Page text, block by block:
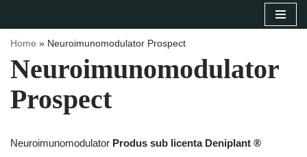
conținut
Home » Neuroimunomodulator Prospect
Neuroimunomodulator
Prospect
Neuroimunomodulator Produs sub licenta Deniplant ®